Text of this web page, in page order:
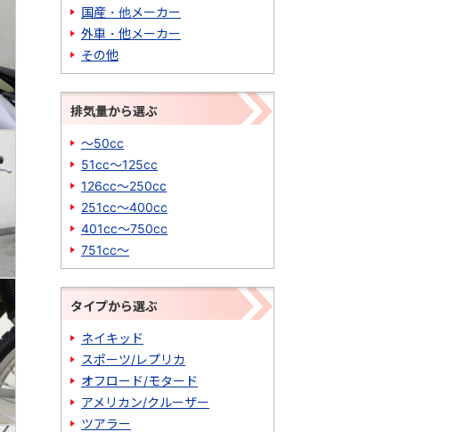
国産・他メーカー
外車・他メーカー
その他
排気量から選ぶ
～50cc
51cc～125cc
126cc～250cc
251cc～400cc
401cc～750cc
751cc～
タイプから選ぶ
ネイキッド
スポーツ/レプリカ
オフロード/モタード
アメリカン/クルーザー
ツアラー